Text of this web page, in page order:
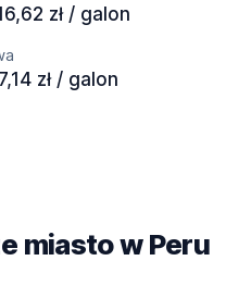
zł / galon
zł / galon
miasto w Peru